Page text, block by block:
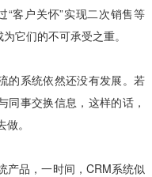
“客户关怀”实现二次销售等
它们的不可承受之重。
的系统依然还没有发展。若
同事交换信息，这样的话，
。
产品，一时间，CRM系统似